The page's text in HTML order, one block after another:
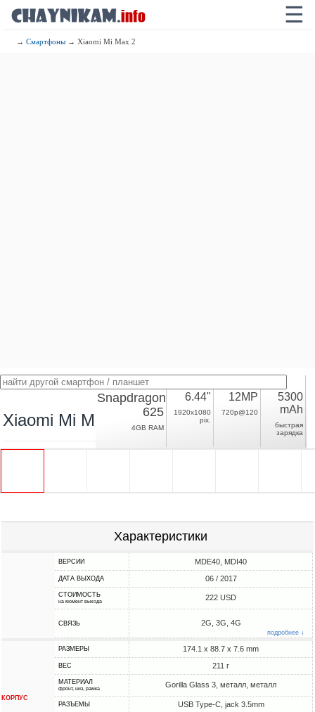
☰
→Смартфоны → Xiaomi Mi Max 2
Xiaomi Mi Max 2
Snapdragon
625
4GB RAM
6.44"
1920x1080
pix.
12MP
720p@120
5300
mAh
быстрая
зарядка
Характеристики
ВЕРСИИ MDE40, MDI40
ДАТА ВЫХОДА 06 / 2017
СТОИМОСТЬ
на момент выхода 222 USD
СВЯЗЬ 2G, 3G, 4G
подробнее ↓
КОРПУС
РАЗМЕРЫ 174.1 x 88.7 x 7.6 mm
ВЕС 211 г
МАТЕРИАЛ
фронт, низ, рамка Gorilla Glass 3, металл, металл
РАЗЪЕМЫ USB Type-C, jack 3.5mm